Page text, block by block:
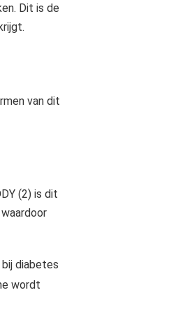
Dit is de
van dit
(2) is dit
diabetes
wordt